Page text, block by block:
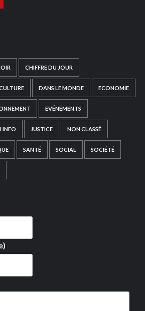
CHIFFRE DU JOUR
DANS LE MONDE ECONOMIE
EVÉNEMENTS
INFO JUSTICE NON CLASSÉ
SANTÉ SOCIAL SOCIÉTÉ